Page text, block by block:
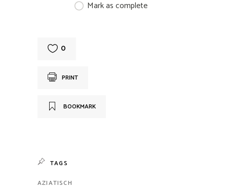
Mark as complete
0
PRINT
BOOKMARK
TAGS
AZIATISCH